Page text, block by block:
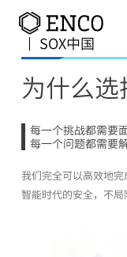
SOX中国
为什么选
每一个挑战都需要
每一个问题都需要
我们完全可以高效地完
智能时代的安全，不局